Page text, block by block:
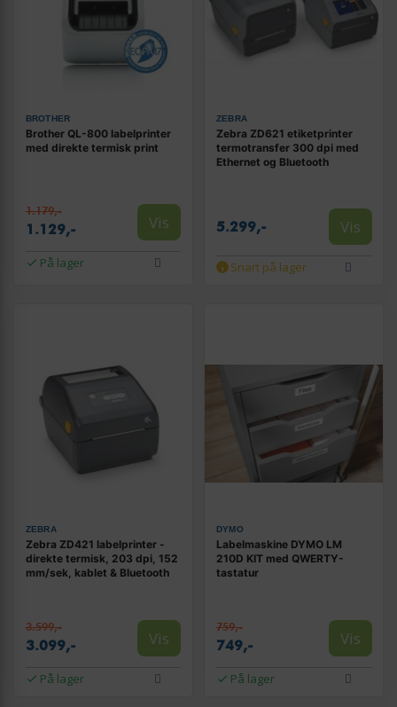
BROTHER
Brother QL-800 labelprinter
med direkte termisk print
1.179,-
1.129,- Vis
På lager
ZEBRA
Zebra ZD621 etiketprinter
termotransfer 300 dpi med
Ethernet og Bluetooth
5.299,- Vis
Snart på lager
ZEBRA
Zebra ZD421 labelprinter -
direkte termisk, 203 dpi, 152
mm/sek, kablet & Bluetooth
3.599,-
3.099,- Vis
På lager
DYMO
Labelmaskine DYMO LM
210D KIT med QWERTY-
tastatur
759,-
749,- Vis
På lager